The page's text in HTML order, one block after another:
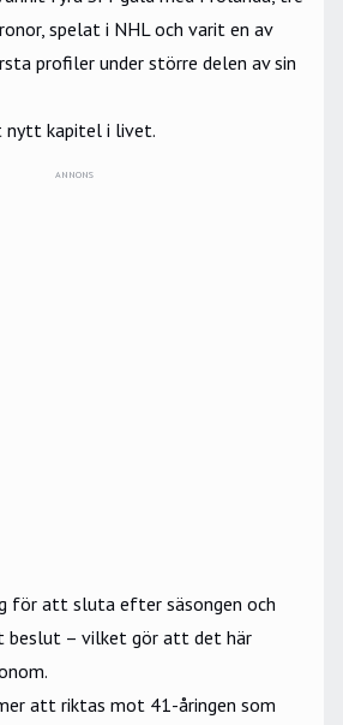
spelat i NHL och varit en av
profiler under större delen av sin
nytt kapitel i livet.
ANNONS
för att sluta efter säsongen och
beslut – vilket gör att det här
att riktas mot 41-åringen som